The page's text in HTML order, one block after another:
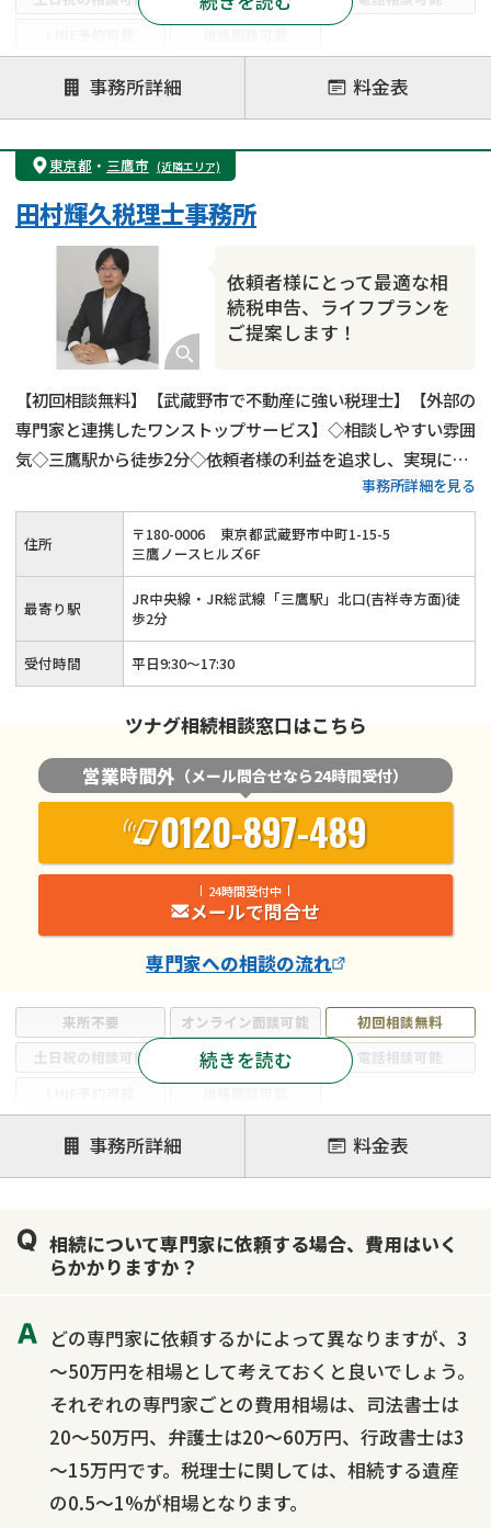
注力案件
遺言書作成・遺言執行
相続放棄
相続登記
遺産分割
遺留分侵害額請求
相続税申告
相続手続き
銀行手続き
成年後見・任意後見
贈与税
相続人調査
相続トラブル
事務所詳細 料金表
東京都 ・ 三鷹市 (近隣エリア)
依頼者様にとって最適な相
続税申告、ライフプランを
ご提案します！
田村輝久税理士事務所
【初回相談無料】【武蔵野市で不動産に強い税理士】【外部の
専門家と連携したワンストップサービス】◇相談しやすい雰囲
気◇三鷹駅から徒歩2分◇依頼者様の利益を追求し、実現に全
事務所詳細を見る
来所不要 オンライン面談可能
初回相談無料
土日祝の相談可能
19時以降電話可能
電話相談可能
注力案件
遺言書作成・遺言執行
相続放棄
相続登記
相続手続き
銀行手続き
家族信託
成年後見・任意後見
相続トラブル
続きを読む
住所 〒180-0006
東京都武蔵野市中町1-15-5
三鷹ノースヒルズ6F
最寄り駅
JR中央線・JR総武線「三鷹駅」北口(吉祥寺方面)徒
歩2分
受付時間 平日9:30～17:30
ツナグ相続相談窓口はこちら
営業時間外 （メール問合せなら24時間受付）
0120-897-489
24時間受付中
メールで問合せ
専門家への相談の流れ
事務所詳細 料金表
相続について専門家に依頼する場合、費用はいく
らかかりますか？
どの専門家に依頼するかによって異なりますが、3
～50万円を相場として考えておくと良いでしょう。
それぞれの専門家ごとの費用相場は、司法書士は
20～50万円、弁護士は20～60万円、行政書士は3
～15万円です。税理士に関しては、相続する遺産
の0.5～1%が相場となります。